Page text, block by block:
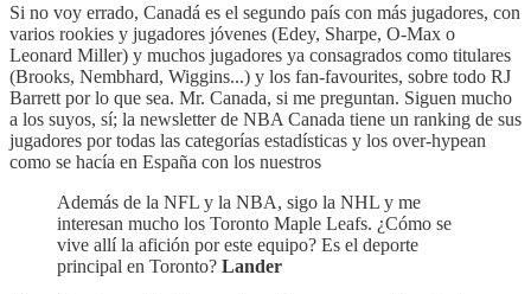
Si no voy errado, Canadá es el segundo país con más jugadores, con
varios rookies y jugadores jóvenes (Edey, Sharpe, O-Max o
Leonard Miller) y muchos jugadores ya consagrados como titulares
(Brooks, Nembhard, Wiggins...) y los fan-favourites, sobre todo RJ
Barrett por lo que sea. Mr. Canada, si me preguntan. Siguen mucho
a los suyos, sí; la newsletter de NBA Canada tiene un ranking de sus
jugadores por todas las categorías estadísticas y los over-hypean
como se hacía en España con los nuestros
Además de la NFL y la NBA, sigo la NHL y me
interesan mucho los Toronto Maple Leafs. ¿Cómo se
vive allí la afición por este equipo? Es el deporte
principal en Toronto? Lander